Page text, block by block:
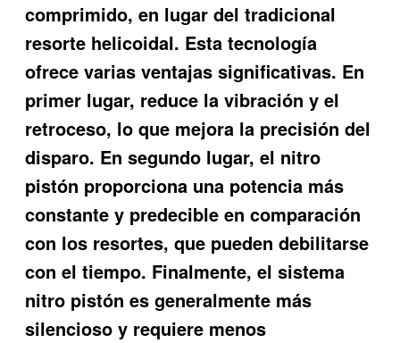
comprimido, en lugar del tradicional
resorte helicoidal. Esta tecnología
ofrece varias ventajas significativas. En
primer lugar, reduce la vibración y el
retroceso, lo que mejora la precisión del
disparo. En segundo lugar, el nitro
pistón proporciona una potencia más
constante y predecible en comparación
con los resortes, que pueden debilitarse
con el tiempo. Finalmente, el sistema
nitro pistón es generalmente más
silencioso y requiere menos